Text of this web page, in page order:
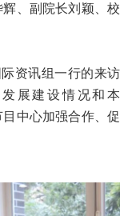
、副院长刘颖、校
资讯组一行的来访
展建设情况和本
中心加强合作、促